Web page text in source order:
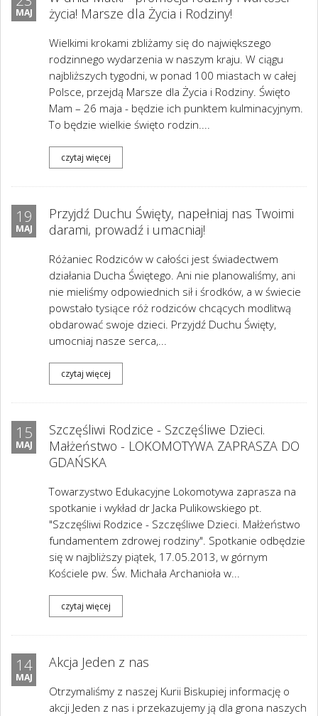
MAJ
życia! Marsze dla Życia i Rodziny!
Wielkimi krokami zbliżamy się do największego
rodzinnego wydarzenia w naszym kraju. W ciągu
najbliższych tygodni, w ponad 100 miastach w całej
Polsce, przejdą Marsze dla Życia i Rodziny. Święto
Mam – 26 maja - będzie ich punktem kulminacyjnym.
To będzie wielkie święto rodzin....
czytaj więcej
19
MAJ
Przyjdź Duchu Święty, napełniaj nas Twoimi
darami, prowadź i umacniaj!
Różaniec Rodziców w całości jest świadectwem
działania Ducha Świętego. Ani nie planowaliśmy, ani
nie mieliśmy odpowiednich sił i środków, a w świecie
powstało tysiące róż rodziców chcących modlitwą
obdarować swoje dzieci. Przyjdź Duchu Święty,
umocniaj nasze serca,...
czytaj więcej
15
MAJ
Szczęśliwi Rodzice - Szczęśliwe Dzieci.
Małżeństwo - LOKOMOTYWA ZAPRASZA DO
GDAŃSKA
Towarzystwo Edukacyjne Lokomotywa zaprasza na
spotkanie i wykład dr Jacka Pulikowskiego pt.
"Szczęśliwi Rodzice - Szczęśliwe Dzieci. Małżeństwo
fundamentem zdrowej rodziny". Spotkanie odbędzie
się w najbliższy piątek, 17.05.2013, w górnym
Kościele pw. Św. Michała Archanioła w...
czytaj więcej
14
MAJ
Akcja Jeden z nas
Otrzymaliśmy z naszej Kurii Biskupiej informację o
akcji Jeden z nas i przekazujemy ją dla grona naszych